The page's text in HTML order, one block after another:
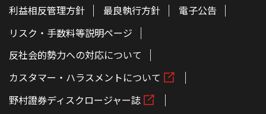
利益相反管理方針
最良執行方針
電子公告
リスク・手数料等説明ページ
反社会的勢力への対応について
カスタマー・ハラスメントについて
野村證券ディスクロージャー誌